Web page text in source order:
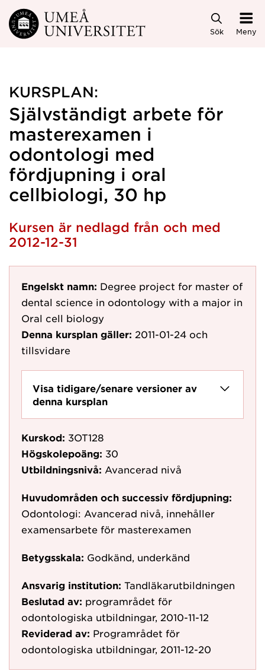
Hoppa direkt till innehållet
Sök Meny
KURSPLAN:
Självständigt arbete för
masterexamen i
odontologi med
fördjupning i oral
cellbiologi, 30 hp
Kursen är nedlagd från och med
2012-12-31
Engelskt namn: Degree project for master of
dental science in odontology with a major in
Oral cell biology
Denna kursplan gäller: 2011-01-24 och
tillsvidare
Visa tidigare/senare versioner av
denna kursplan
Kurskod: 3OT128
Högskolepoäng: 30
Utbildningsnivå: Avancerad nivå
Huvudområden och successiv fördjupning:
Odontologi: Avancerad nivå, innehåller
examensarbete för masterexamen
Betygsskala: Godkänd, underkänd
Ansvarig institution: Tandläkarutbildningen
Beslutad av: programrådet för
odontologiska utbildningar, 2010-11-12
Reviderad av: Programrådet för
odontologiska utbildningar, 2011-12-20